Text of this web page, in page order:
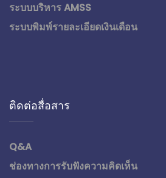
ระบบบริหาร AMSS
ระบบพิมพ์รายละเอียดเงินเดือน
ติดต่อสื่อสาร
Q&A
ช่องทางการรับฟังความคิดเห็น